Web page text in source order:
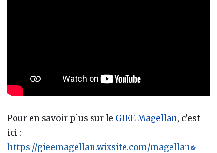
Pour en savoir plus sur le GIEE Magellan, c'est
ici :
https://gieemagellan.wixsite.com/magellan